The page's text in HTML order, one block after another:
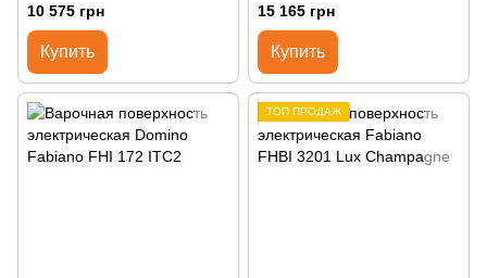
10 575 грн
Купить
15 165 грн
Купить
ТОП ПРОДАЖ